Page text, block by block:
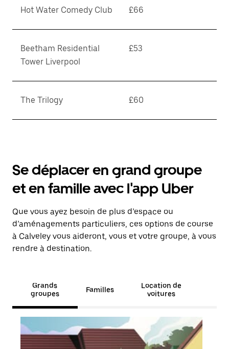
Hot Water Comedy Club £66
Beetham Residential
Tower Liverpool
£53
The Trilogy £60
Se déplacer en grand groupe
et en famille avec l'app Uber
Que vous ayez besoin de plus d’espace ou
d’aménagements particuliers, ces options de course
à Calveley vous aideront, vous et votre groupe, à vous
rendre à destination.
Grands
groupes
Familles
Location de
voitures